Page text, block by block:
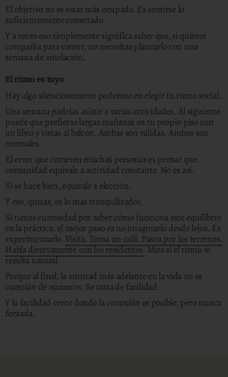
El objetivo no es estar más ocupado. Es sentirse lo
suficientemente conectado.
Y a veces eso simplemente significa saber que, si quieres
compañía para comer, no necesitas planearlo con una
semana de antelación.
El ritmo es tuyo
Hay algo silenciosamente poderoso en elegir tu ritmo social.
Una semana podrías asistir a varias actividades. Al siguiente
puede que prefieras largas mañanas en tu propio piso con
un libro y vistas al balcón. Ambas son válidas. Ambos son
normales.
El error que cometen muchas personas es pensar que
comunidad equivale a actividad constante. No es así.
Si se hace bien, equivale a elección.
Y eso, quizás, es lo más tranquilizador.
Si tienes curiosidad por saber cómo funciona este equilibrio
en la práctica, el mejor paso es no imaginarlo desde lejos. Es
experimentarlo. Visita. Toma un café. Pasea por los terrenos.
Habla directamente con los residentes.Mira si el ritmo te
resulta natural.
Porque al final, la amistad más adelante en la vida no es
cuestión de números. Se trata de facilidad.
Y la facilidad crece donde la conexión es posible, pero nunca
forzada.